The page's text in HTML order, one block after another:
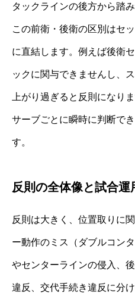
タックラインの後方から踏
この前衛・後衛の区別はセ
に直結します。例えば後衛
ックに関与できませんし、
上がり過ぎると反則になり
サーブごとに瞬時に判断で
す。
反則の全体像と試合運
反則は大きく、位置取りに
ー動作のミス（ダブルコン
やセンターラインの侵入、
違反、交代手続き違反に分